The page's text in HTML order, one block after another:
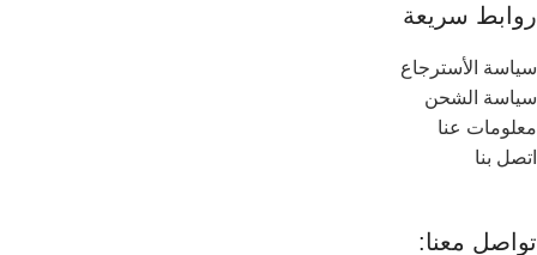
روابط سريعة
سياسة الأسترجاع
سياسة الشحن
معلومات عنا
اتصل بنا
تواصل معنا: